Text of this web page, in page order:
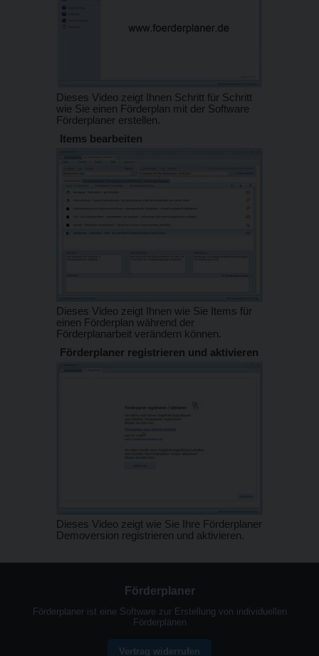
Dieses Video zeigt Ihnen Schritt für Schritt
wie Sie einen Förderplan mit der Software
Förderplaner erstellen.
Items bearbeiten
Dieses Video zeigt Ihnen wie Sie Items für
einen Förderplan während der
Förderplanarbeit verändern können.
Förderplaner registrieren und aktivieren
Dieses Video zeigt wie Sie Ihre Förderplaner
Demoversion registrieren und aktivieren.
Förderplaner
Förderplaner ist eine Software zur Erstellung von individuellen
Förderplänen
Vertrag widerrufen